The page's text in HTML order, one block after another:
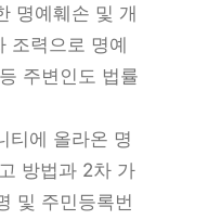
명예훼손 및 개
조력으로 명예
주변인도 법률
티에 올라온 명
방법과 2차 가
및 주민등록번